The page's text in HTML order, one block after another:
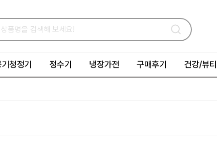
청정기 정수기 냉장가전 구매후기 건강/뷰티